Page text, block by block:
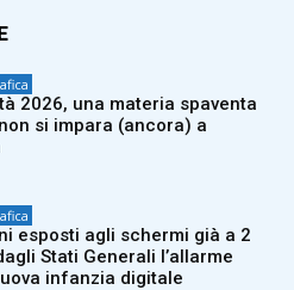
2026, una materia spaventa
si impara (ancora) a
esposti agli schermi già a 2
Stati Generali l’allarme
infanzia digitale